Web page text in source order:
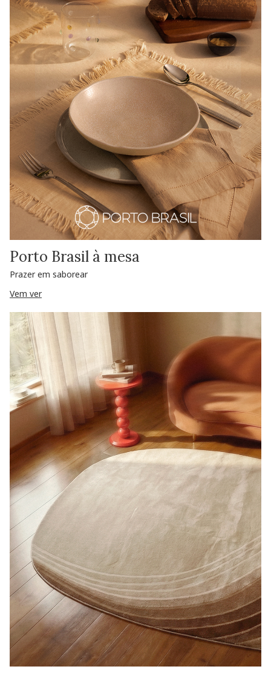
Porto Brasil à mesa
Prazer em saborear
Vem ver